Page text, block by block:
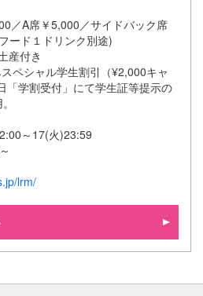
／A席￥5,000／サイドバック席
ード１ドリンク別途)
産付き
ペシャル学生割引（¥2,000キャ
「学割受付」にて学生証等提示の
～17(火)23:59
lrm/